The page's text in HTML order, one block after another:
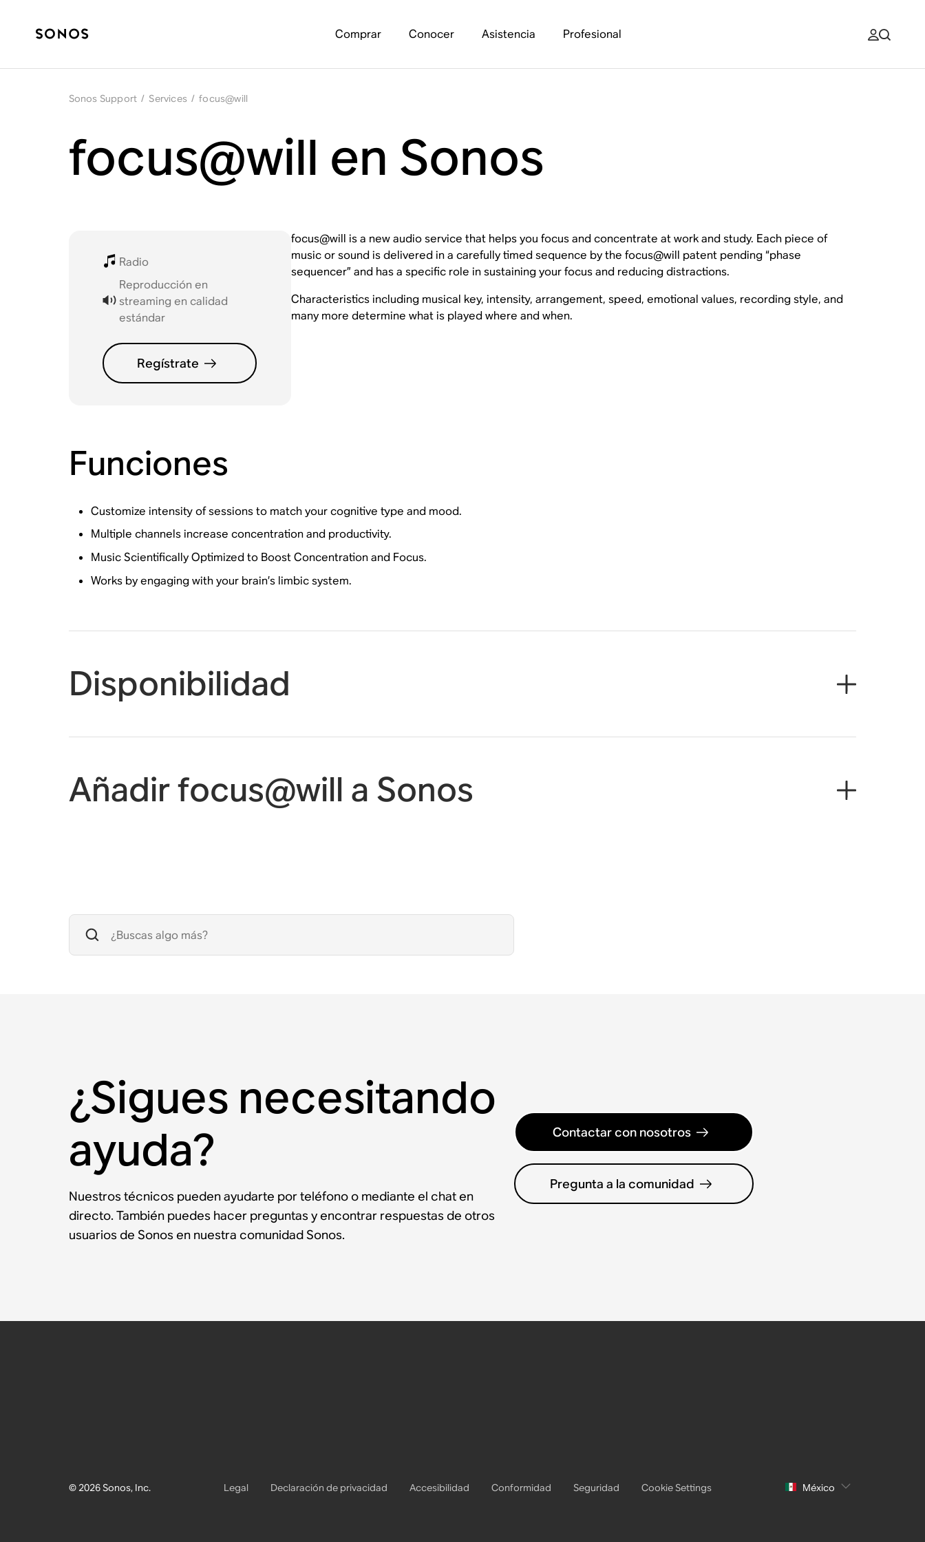
Comprar Conocer Asistencia Profesional
Sonos Support / Services / focus@will
focus@will en Sonos
Radio
Reproducción en
streaming en calidad
estándar
Regístrate
focus@will is a new audio service that helps you focus and concentrate at work and study. Each piece of
music or sound is delivered in a carefully timed sequence by the focus@will patent pending “phase
sequencer” and has a specific role in sustaining your focus and reducing distractions.
Characteristics including musical key, intensity, arrangement, speed, emotional values, recording style, and
many more determine what is played where and when.
Funciones
Customize intensity of sessions to match your cognitive type and mood.
Multiple channels increase concentration and productivity.
Music Scientifically Optimized to Boost Concentration and Focus.
Works by engaging with your brain’s limbic system.
Disponibilidad
Añadir focus@will a Sonos
¿Sigues necesitando
ayuda?
Nuestros técnicos pueden ayudarte por teléfono o mediante el chat en
directo. También puedes hacer preguntas y encontrar respuestas de otros
usuarios de Sonos en nuestra comunidad Sonos.
Contactar con nosotros
Pregunta a la comunidad
© 2026 Sonos, Inc. Legal Declaración de privacidad Accesibilidad Conformidad Seguridad Cookie Settings México